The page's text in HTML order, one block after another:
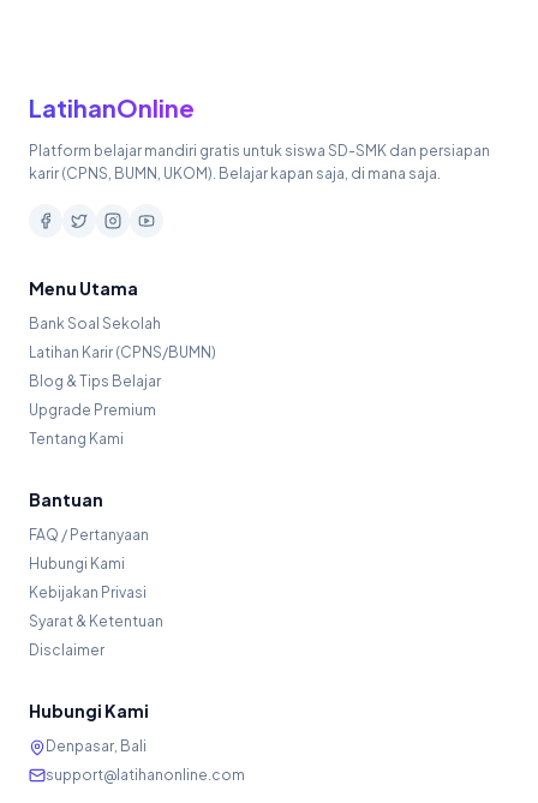
LatihanOnline
Platform belajar mandiri gratis untuk siswa SD-SMK dan persiapan
karir (CPNS, BUMN, UKOM). Belajar kapan saja, di mana saja.
Menu Utama
Bank Soal Sekolah
Latihan Karir (CPNS/BUMN)
Blog & Tips Belajar
Upgrade Premium
Tentang Kami
Bantuan
FAQ / Pertanyaan
Hubungi Kami
Kebijakan Privasi
Syarat & Ketentuan
Disclaimer
Hubungi Kami
Denpasar, Bali
support@latihanonline.com